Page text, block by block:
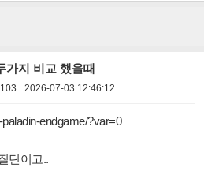
가지 비교 했을때
2026-07-03 12:46:12
endgame/?var=0
딘이고..